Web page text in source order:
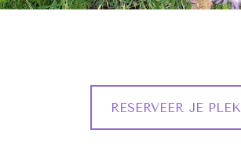
RESERVEER JE PLEK